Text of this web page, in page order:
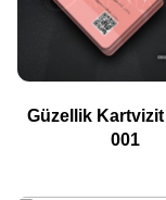
Güzellik
001